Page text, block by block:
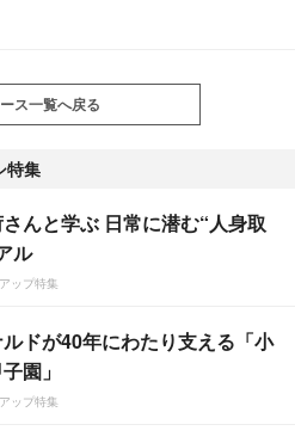
ス一覧へ戻る
特集
んと学ぶ 日常に潜む“人身取
ル
ップ特集
ドが40年にわたり支える「小
園」
ップ特集